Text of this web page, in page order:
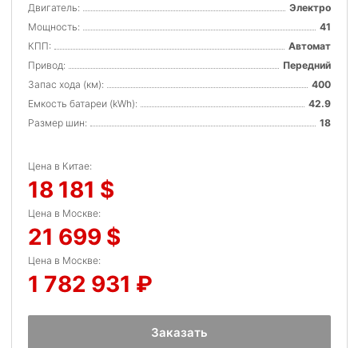
Двигатель:
Электро
Мощность:
41
КПП:
Автомат
Привод:
Передний
Запас хода (км):
400
Емкость батареи (kWh):
42.9
Размер шин:
18
Цена в Китае:
18 181
Цена в Москве:
21 699
Цена в Москве:
1 782 931
Заказать